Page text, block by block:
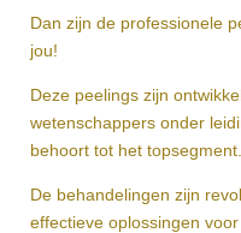
Dan zijn de professionele
jou!
Deze peelings zijn
wetenschappers onder
behoort tot het topsegment.
De behandelingen zijn
effectieve oplossingen